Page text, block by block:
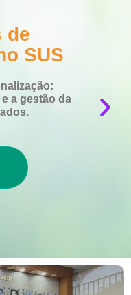
de
SUS
a gestão da